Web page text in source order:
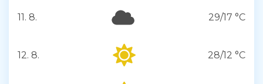
utorok
11. 8. 29/17 °C
streda
12. 8. 28/12 °C